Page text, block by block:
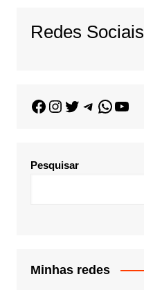
Redes Sociais
Pesquisar
Minhas redes